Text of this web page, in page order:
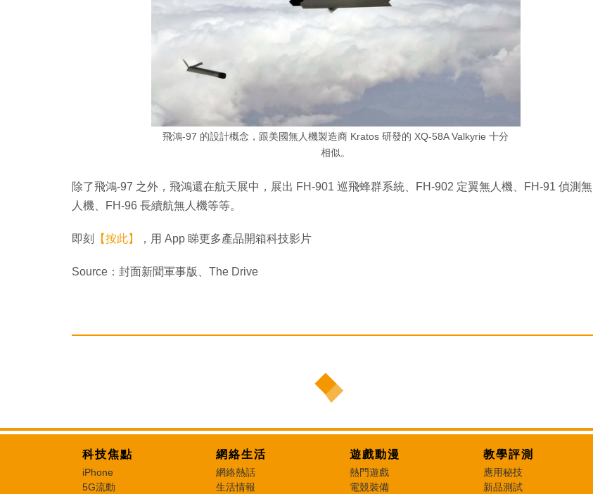
飛鴻-97 的設計概念，跟美國無人機製造商 Kratos 研發的 XQ-58A Valkyrie 十分
相似。
除了飛鴻-97 之外，飛鴻還在航天展中，展出 FH-901 巡飛蜂群系統、FH-902 定翼無人機、FH-91 偵測無
人機、FH-96 長續航無人機等等。
即刻 【按此】 ，用 App 睇更多產品開箱科技影片
Source：封面新聞軍事版、The Drive
科技焦點
iPhone
5G流動
網絡生活
網絡熱話
生活情報
遊戲動漫
熱門遊戲
電競裝備
教學評測
應用秘技
新品測試